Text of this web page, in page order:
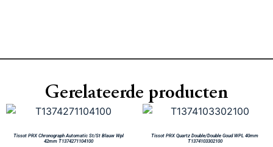
Gerelateerde producten
Tissot PRX Chronograph Automatic St/St Blauw Wpl
42mm T1374271104100
Tissot PRX Quartz Double/Double Goud WPL 40mm
T1374103302100